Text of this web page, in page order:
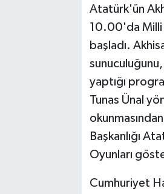
Atatürk'ün
10.00'da Milli
başladı.
yaptığı
Tunas Ünal
Başkanlığı
Oyunları
Cumhuriyet
Akhisar Emlak